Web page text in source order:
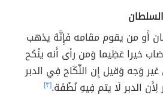
أَو من يقوم مقَامه فَإِنَّهُ يذهب
خيرا عَظِيما وَمن رأى أَنه ينْكح
غير وَجه وَقيل إِن النِّكَاح فِي الدبر
الدبر لَا يتم فِيهِ نُطْفَة.[٣]